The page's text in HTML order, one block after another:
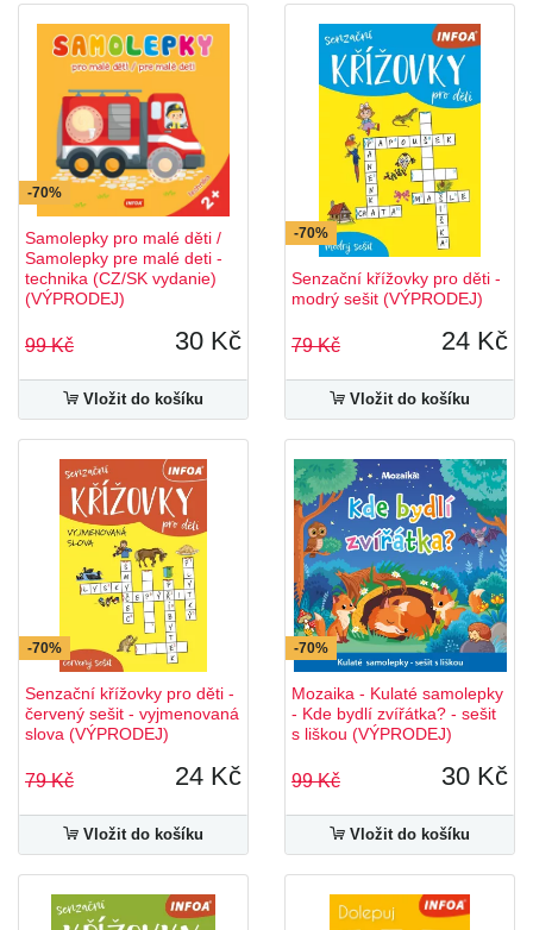
-70%
Samolepky pro malé děti /
Samolepky pre malé deti -
technika (CZ/SK vydanie)
(VÝPRODEJ)
99 Kč 30 Kč
Vložit do košíku
-70%
Senzační křížovky pro děti -
modrý sešit (VÝPRODEJ)
79 Kč 24 Kč
Vložit do košíku
-70%
Senzační křížovky pro děti -
červený sešit - vyjmenovaná
slova (VÝPRODEJ)
79 Kč 24 Kč
Vložit do košíku
-70%
Mozaika - Kulaté samolepky
- Kde bydlí zvířátka? - sešit
s liškou (VÝPRODEJ)
99 Kč 30 Kč
Vložit do košíku